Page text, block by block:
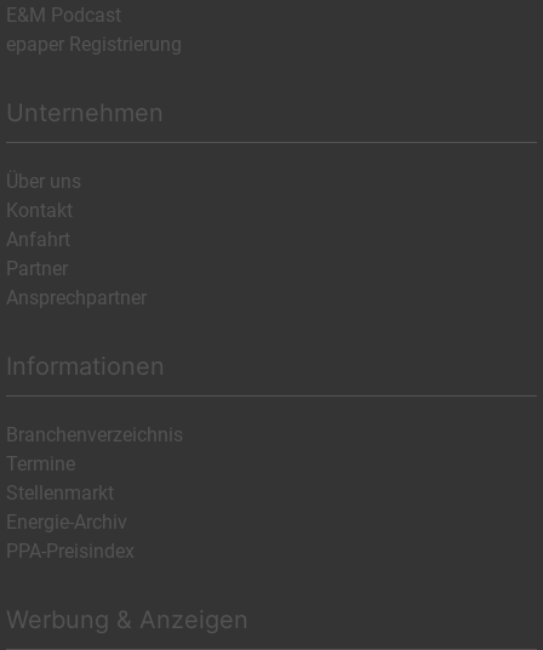
E&M Podcast
epaper Registrierung
Unternehmen
Über uns
Kontakt
Anfahrt
Partner
Ansprechpartner
Informationen
Branchenverzeichnis
Termine
Stellenmarkt
Energie-Archiv
PPA-Preisindex
Werbung & Anzeigen